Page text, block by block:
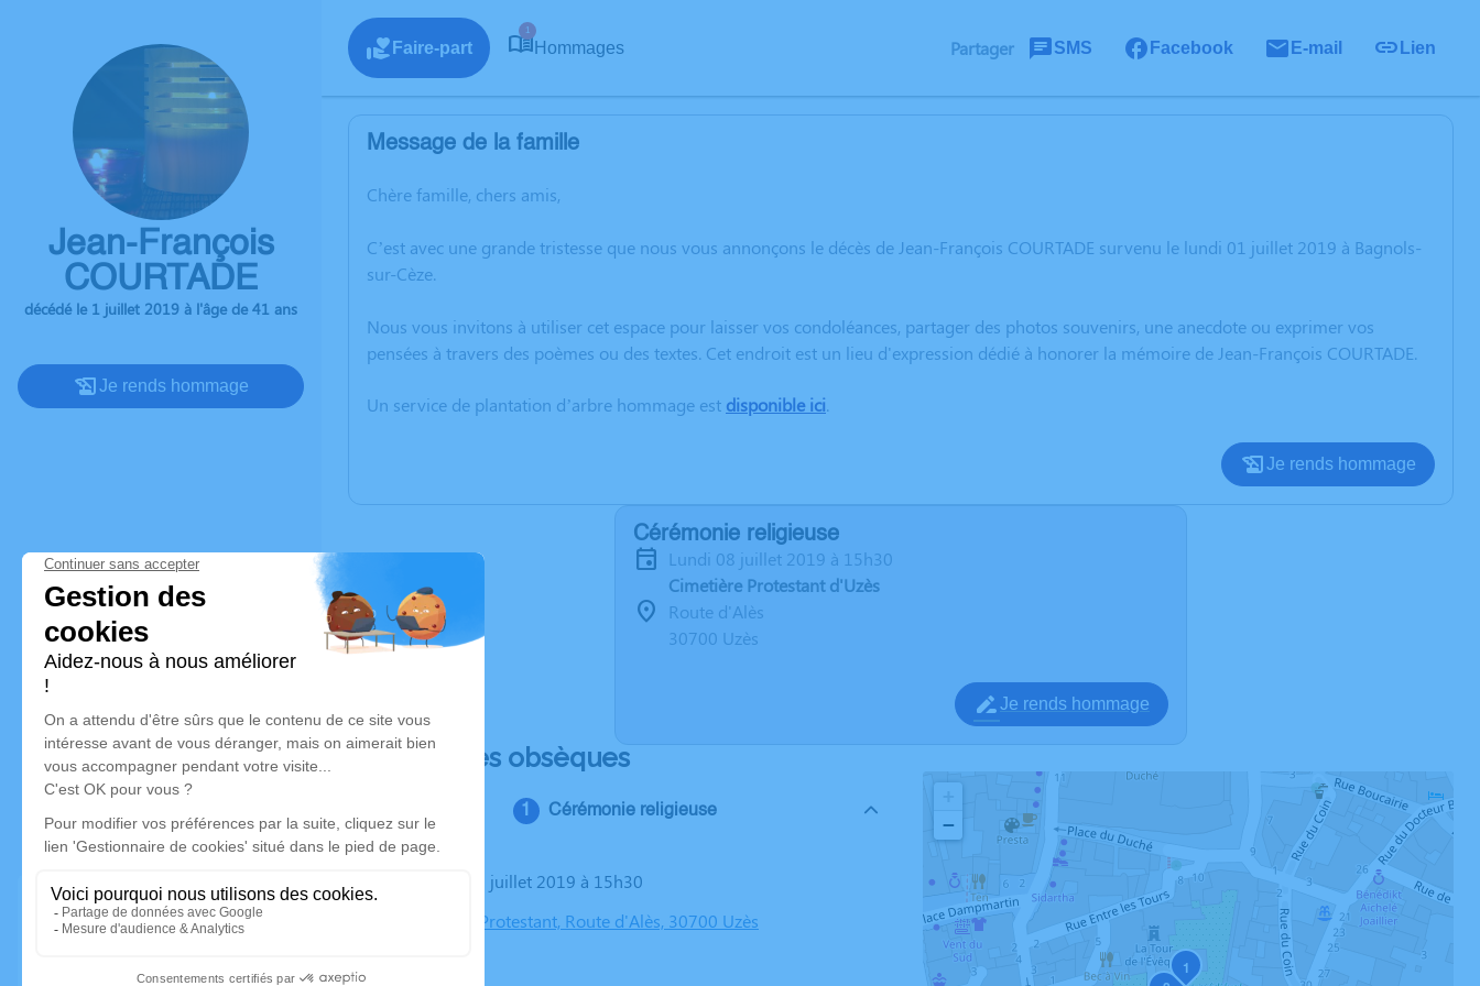
Jean-François
COURTADE
décédé le 1 juillet 2019 à l'âge de 41 ans
Je rends hommage
Faire-part
1
Hommages Partager SMS Facebook E-mail Lien
Message de la famille
Chère famille, chers amis,
C’est avec une grande tristesse que nous vous annonçons le décès de Jean-François COURTADE survenu le lundi 01 juillet 2019 à Bagnols-
sur-Cèze.
Nous vous invitons à utiliser cet espace pour laisser vos condoléances, partager des photos souvenirs, une anecdote ou exprimer vos
pensées à travers des poèmes ou des textes. Cet endroit est un lieu d'expression dédié à honorer la mémoire de Jean-François COURTADE.
Un service de plantation d’arbre hommage est disponible ici.
Je rends hommage
Cérémonie religieuse
lundi 08 juillet 2019 à 15h30
Cimetière Protestant d'Uzès
Route d'Alès
30700 Uzès
Je rends hommage
Déroulé des obsèques
Cérémonie religieuse
Le lundi 08 juillet 2019 à 15h30
Cimetière Protestant, Route d'Alès, 30700 Uzès
1
−